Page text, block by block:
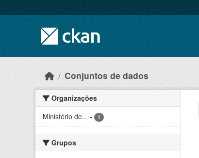
Conjuntos de dados
Organizações
Ministério de... - 1
Grupos